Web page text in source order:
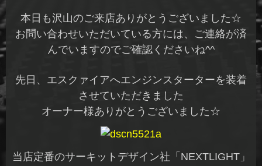
本日も沢山のご来店ありがとうございました☆
お問い合わせいただいている方には、ご連絡が済
んでいますのでご確認くださいね^^
先日、エスクァイアへエンジンスターターを装着
させていただきました
オーナー様ありがとうございました☆
当店定番のサーキットデザイン社「NEXTLIGHT」